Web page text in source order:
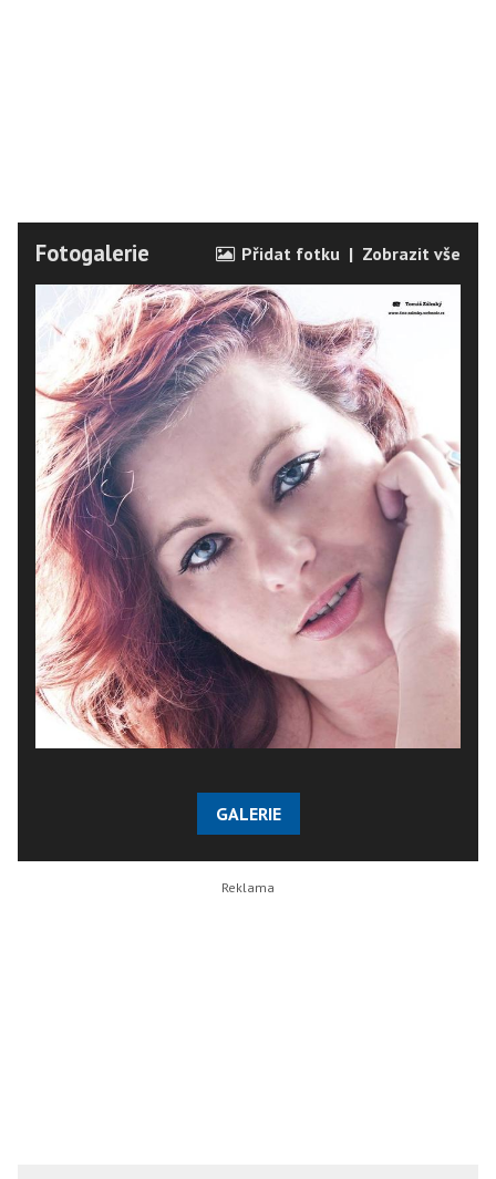
Fotogalerie Přidat fotku | Zobrazit vše
GALERIE